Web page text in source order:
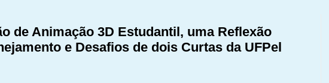
de Animação 3D Estudantil, uma Reflexão
e Desafios de dois Curtas da UFPel